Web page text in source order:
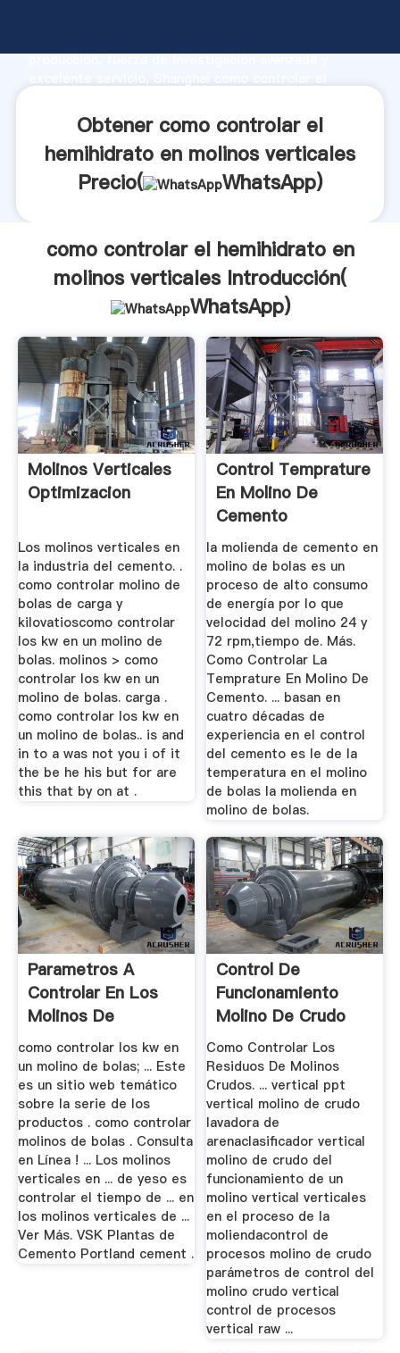
producción, fuerza de investigación avanzada y
valor y aporta valores a todos los clientes.
Obtener como controlar el
hemihidrato en molinos verticales
Precio(
WhatsApp)
como controlar el hemihidrato en
molinos verticales Introducción(
WhatsApp)
Molinos Verticales
Optimizacion
Los molinos verticales en
la industria del cemento. .
como controlar molino de
bolas de carga y
kilovatioscomo controlar
los kw en un molino de
bolas. molinos > como
controlar los kw en un
molino de bolas. carga .
como controlar los kw en
un molino de bolas.. is and
in to a was not you i of it
the be he his but for are
this that by on at .
Control Temprature
En Molino De
Cemento
la molienda de cemento en
molino de bolas es un
proceso de alto consumo
de energía por lo que
velocidad del molino 24 y
72 rpm,tiempo de. Más.
Como Controlar La
Temprature En Molino De
Cemento. ... basan en
cuatro décadas de
experiencia en el control
del cemento es le de la
temperatura en el molino
de bolas la molienda en
molino de bolas.
Parametros A
Controlar En Los
Molinos De
Cemento
como controlar los kw en
un molino de bolas; ... Este
es un sitio web temático
sobre la serie de los
productos . como controlar
molinos de bolas . Consulta
en Línea ! ... Los molinos
verticales en ... de yeso es
controlar el tiempo de ... en
los molinos verticales de ...
Ver Más. VSK Plantas de
Cemento Portland cement .
Control De
Funcionamiento
Molino De Crudo
Verticales
Como Controlar Los
Residuos De Molinos
Crudos. ... vertical ppt
vertical molino de crudo
lavadora de
arenaclasificador vertical
molino de crudo del
funcionamiento de un
molino vertical verticales
en el proceso de la
moliendacontrol de
procesos molino de crudo
parámetros de control del
molino crudo vertical
control de procesos
vertical raw ...